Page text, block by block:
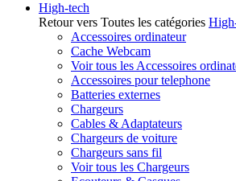
High-tech
Retour vers Toutes les catégories
Accessoires ordinateur
Cache Webcam
Voir tous les Accessoires
Accessoires pour telephone
Batteries externes
Chargeurs
Cables & Adaptateurs
Chargeurs de voiture
Chargeurs sans fil
Voir tous les Chargeurs